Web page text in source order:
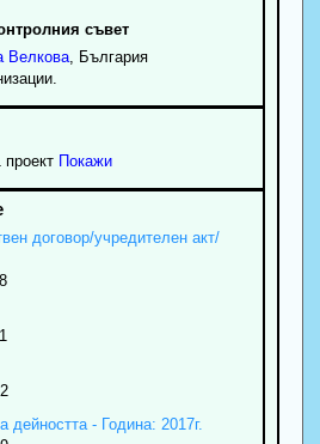
съвет
Велкова, България
проект Покажи
договор/учредителен акт/
дейността - Година: 2017г.